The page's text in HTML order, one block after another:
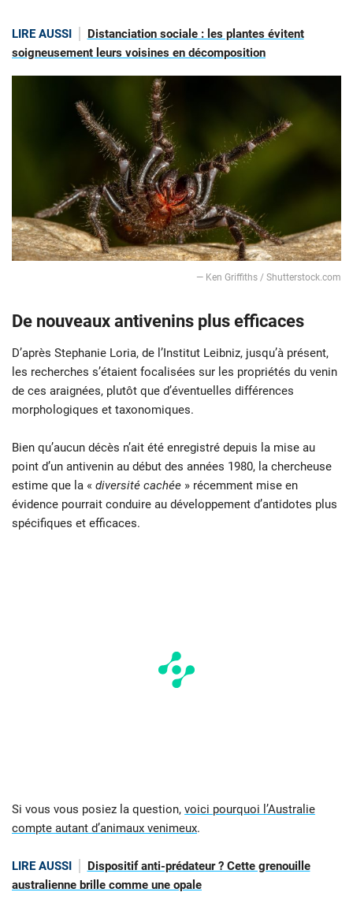
LIRE AUSSI
Distanciation sociale : les plantes évitent
soigneusement leurs voisines en décomposition
— Ken Griffiths / Shutterstock.com
De nouveaux antivenins plus efficaces
D’après Stephanie Loria, de l’Institut Leibniz, jusqu’à présent,
les recherches s’étaient focalisées sur les propriétés du venin
de ces araignées, plutôt que d’éventuelles différences
morphologiques et taxonomiques.
Bien qu’aucun décès n’ait été enregistré depuis la mise au
point d’un antivenin au début des années 1980, la chercheuse
estime que la « diversité cachée » récemment mise en
évidence pourrait conduire au développement d’antidotes plus
spécifiques et efficaces.
Si vous vous posiez la question, voici pourquoi l’Australie
compte autant d’animaux venimeux.
LIRE AUSSI
Dispositif anti-prédateur ? Cette grenouille
australienne brille comme une opale